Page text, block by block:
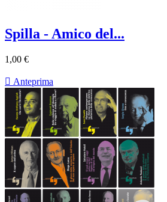
Spilla - Amico del...
1,00 €
 Anteprima